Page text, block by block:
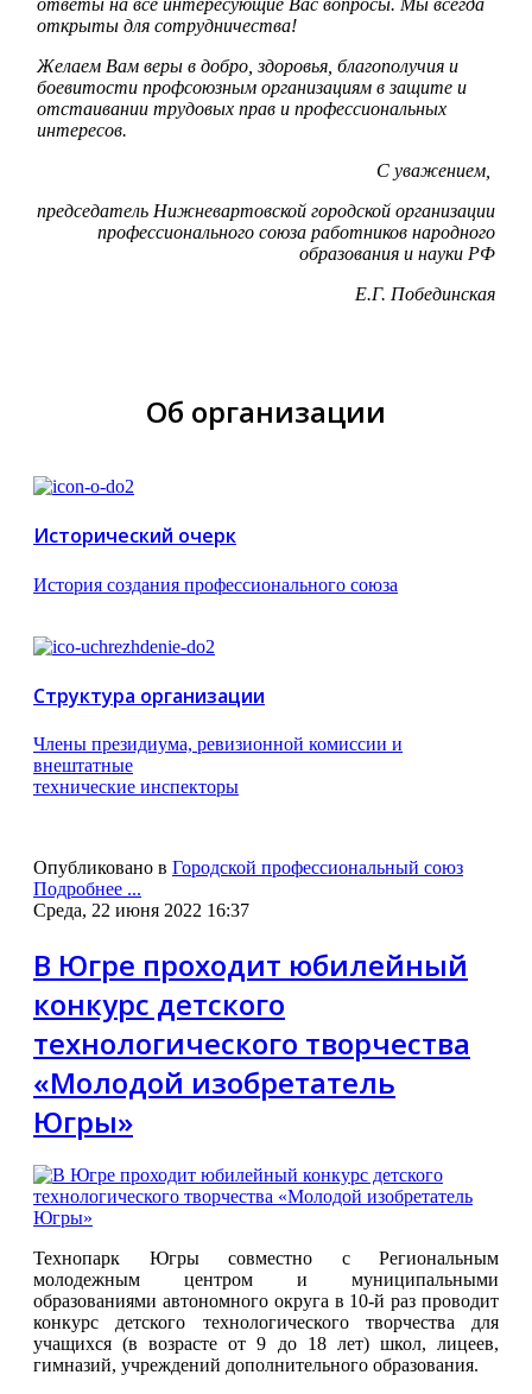
ответы на все интересующие Вас вопросы. Мы всегда
открыты для сотрудничества!
Желаем Вам веры в добро, здоровья, благополучия и
боевитости профсоюзным организациям в защите и
отстаивании трудовых прав и профессиональных
интересов.
С уважением,
председатель Нижневартовской городской организации
профессионального союза работников народного
образования и науки РФ
Е.Г. Побединская
Об организации
Исторический очерк
История создания профессионального союза
Структура организации
Члены президиума, ревизионной комиссии и
внештатные
технические инспекторы
Опубликовано в Городской профессиональный союз
Подробнее ...
Среда, 22 июня 2022 16:37
В Югре проходит юбилейный
конкурс детского
технологического творчества
«Молодой изобретатель
Югры»
Технопарк Югры совместно с Региональным
молодежным центром и муниципальными
образованиями автономного округа в 10-й раз проводит
конкурс детского технологического творчества для
учащихся (в возрасте от 9 до 18 лет) школ, лицеев,
гимназий, учреждений дополнительного образования.